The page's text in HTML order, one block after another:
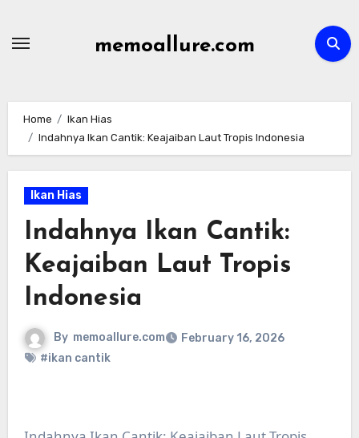
memoallure.com
Home
Ikan Hias
Indahnya Ikan Cantik: Keajaiban Laut Tropis Indonesia
Ikan Hias
Indahnya Ikan Cantik:
Keajaiban Laut Tropis
Indonesia
By memoallure.com
February 16, 2026
#ikan cantik